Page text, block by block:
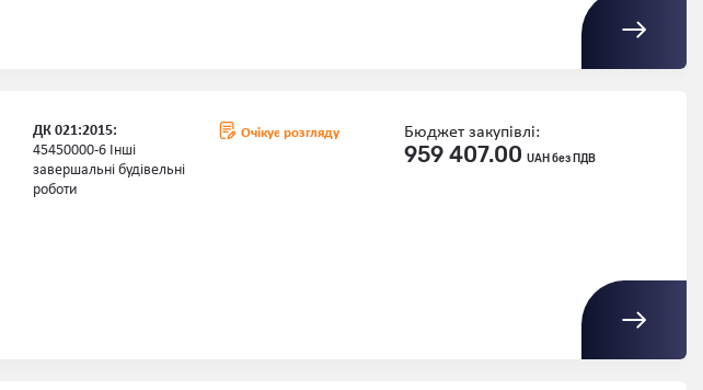
ДК 021:2015:
45450000-6 Інші
завершальні будівельні
роботи
Очікує розгляду Бюджет закупівлі:
959 407.00 UAH без ПДВ